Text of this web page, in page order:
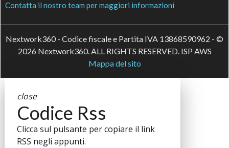
Contatta il nostro team per maggiori informazioni
Nextwork360 - Codice fiscale e Partita IVA 13868590962 - ©
2026 Nextwork360. ALL RIGHTS RESERVED. ISP AWS
Mappa del sito
close
Codice Rss
Clicca sul pulsante per copiare il link
RSS negli appunti.